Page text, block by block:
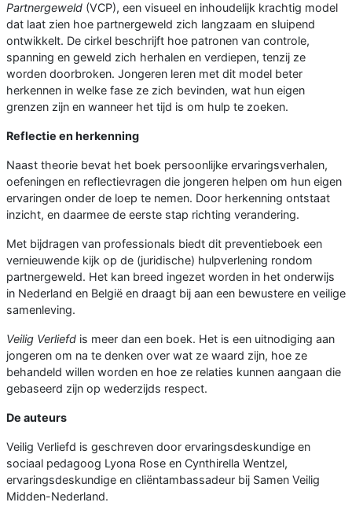
Partnergeweld (VCP), een visueel en inhoudelijk krachtig model
dat laat zien hoe partnergeweld zich langzaam en sluipend
ontwikkelt. De cirkel beschrijft hoe patronen van controle,
spanning en geweld zich herhalen en verdiepen, tenzij ze
worden doorbroken. Jongeren leren met dit model beter
herkennen in welke fase ze zich bevinden, wat hun eigen
grenzen zijn en wanneer het tijd is om hulp te zoeken.
Reflectie en herkenning
Naast theorie bevat het boek persoonlijke ervaringsverhalen,
oefeningen en reflectievragen die jongeren helpen om hun eigen
ervaringen onder de loep te nemen. Door herkenning ontstaat
inzicht, en daarmee de eerste stap richting verandering.
Met bijdragen van professionals biedt dit preventieboek een
vernieuwende kijk op de (juridische) hulpverlening rondom
partnergeweld. Het kan breed ingezet worden in het onderwijs
in Nederland en België en draagt bij aan een bewustere en veilige
samenleving.
Veilig Verliefd is meer dan een boek. Het is een uitnodiging aan
jongeren om na te denken over wat ze waard zijn, hoe ze
behandeld willen worden en hoe ze relaties kunnen aangaan die
gebaseerd zijn op wederzijds respect.
De auteurs
Veilig Verliefd is geschreven door ervaringsdeskundige en
sociaal pedagoog Lyona Rose en Cynthirella Wentzel,
ervaringsdeskundige en cliëntambassadeur bij Samen Veilig
Midden-Nederland.